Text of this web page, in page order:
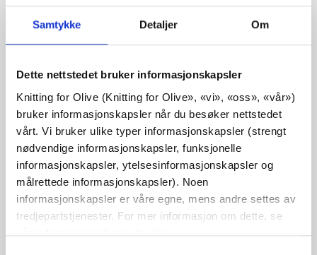
Samtykke Detaljer Om
Dette nettstedet bruker informasjonskapsler
Knitting for Olive (Knitting for Olive», «vi», «oss», «vår»)
bruker informasjonskapsler når du besøker nettstedet
vårt. Vi bruker ulike typer informasjonskapsler (strengt
nødvendige informasjonskapsler, funksjonelle
informasjonskapsler, ytelsesinformasjonskapsler og
målrettede informasjonskapsler). Noen
informasjonskapsler er våre egne, mens andre settes av
tredjepartstjenester. For mer informasjon om dette, se
vår informasjonskapselpolicy.
MOHAIR
KOMPATIBEL MED
SE PRODUKTER
MOHAIR
KOMPATIBEL MED
SE PRODUKTER
SOFT SILK
SOFT SILK